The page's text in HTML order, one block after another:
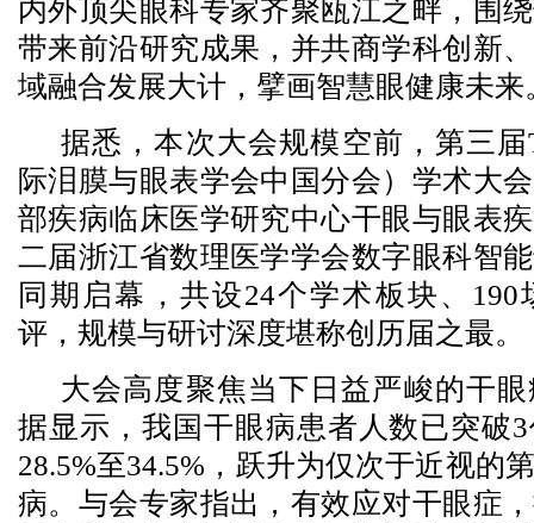
内外顶尖眼科专家齐聚瓯江之畔，围
带来前沿研究成果，并共商学科创新
域融合发展大计，擘画智慧眼健康未来
据悉，本次大会规模空前，第三届
际泪膜与眼表学会中国分会）学术大
部疾病临床医学研究中心干眼与眼表
二届浙江省数理医学学会数字眼科智
同期启幕，共设24个学术板块、
评，规模与研讨深度堪称创历届之最。
大会高度聚焦当下日益严峻的干
据显示，我国干眼病患者人数已突破
28.5%至34.5%，跃升为仅次于近视的
病。与会专家指出，有效应对干眼症